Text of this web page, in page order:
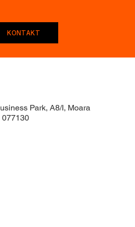
KONTAKT
Park, A8/I, Moara
077130